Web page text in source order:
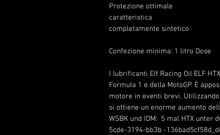
Protezione ottimale
caratteristica
completamente sintetico
Confezione minima: 1 litro Dose
I lubrificanti Elf Racing Oil ELF
Formula 1 e della MotoGP. È
motore in eventi brevi.
si ottiene un enorme aumento
WSBK und IDM: 5 mal HTX unter
5cde-3194-bb3b -